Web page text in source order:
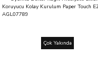
Çok Yakında